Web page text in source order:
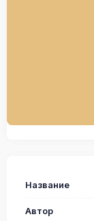
Название
Автор